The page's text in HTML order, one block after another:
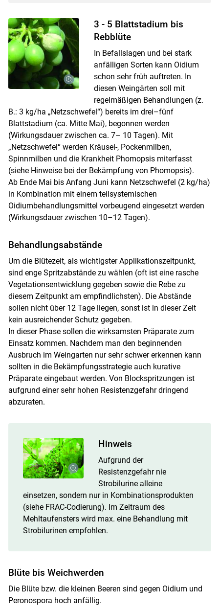
3 - 5 Blattstadium bis
Rebblüte
In Befallslagen und bei stark
anfälligen Sorten kann Oidium
schon sehr früh auftreten. In
diesen Weingärten soll mit
regelmäßigen Behandlungen (z.
B.: 3 kg/ha „Netzschwefel“) bereits im drei–fünf
Blattstadium (ca. Mitte Mai), begonnen werden
(Wirkungsdauer zwischen ca. 7– 10 Tagen). Mit
„Netzschwefel“ werden Kräusel-, Pockenmilben,
Spinnmilben und die Krankheit Phomopsis miterfasst
(siehe Hinweise bei der Bekämpfung von Phomopsis).
Ab Ende Mai bis Anfang Juni kann Netzschwefel (2 kg/ha)
in Kombination mit einem teilsystemischen
Oidiumbehandlungsmittel vorbeugend eingesetzt werden
(Wirkungsdauer zwischen 10–12 Tagen).
Behandlungsabstände
Um die Blütezeit, als wichtigster Applikationszeitpunkt,
sind enge Spritzabstände zu wählen (oft ist eine rasche
Vegetationsentwicklung gegeben sowie die Rebe zu
diesem Zeitpunkt am empfindlichsten). Die Abstände
sollen nicht über 12 Tage liegen, sonst ist in dieser Zeit
kein ausreichender Schutz gegeben.
In dieser Phase sollen die wirksamsten Präparate zum
Einsatz kommen. Nachdem man den beginnenden
Ausbruch im Weingarten nur sehr schwer erkennen kann
sollten in die Bekämpfungsstrategie auch kurative
Präparate eingebaut werden. Von Blockspritzungen ist
aufgrund einer sehr hohen Resistenzgefahr dringend
abzuraten.
Hinweis
Aufgrund der
Resistenzgefahr nie
Strobilurine alleine
einsetzen, sondern nur in Kombinationsprodukten
(siehe FRAC-Codierung). Im Zeitraum des
Mehltaufensters wird max. eine Behandlung mit
Strobilurinen empfohlen.
Blüte bis Weichwerden
Die Blüte bzw. die kleinen Beeren sind gegen Oidium und
Peronospora hoch anfällig.